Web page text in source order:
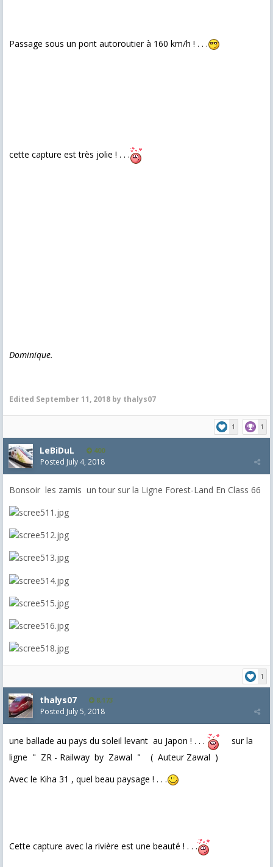
Passage sous un pont autoroutier à 160 km/h ! . . .
cette capture est très jolie ! . . .
Dominique.
Edited September 11, 2018 by thalys07
1 1
LeBiDuL 400
Posted July 4, 2018
Bonsoir les zamis un tour sur la Ligne Forest-Land En Class 66
1
thalys07 8,173
Posted July 5, 2018
une ballade au pays du soleil levant au Japon ! . . .
sur la
ligne " ZR - Railway by Zawal " ( Auteur Zawal )
Avec le Kiha 31 , quel beau paysage ! . . .
Cette capture avec la rivière est une beauté ! . . .